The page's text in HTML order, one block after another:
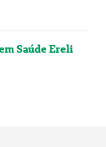
Saúde Ereli